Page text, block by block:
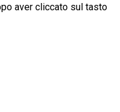
aver cliccato sul tasto